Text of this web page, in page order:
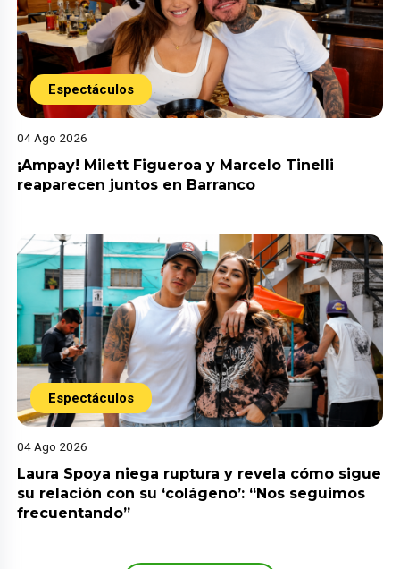
Espectáculos
04 Ago 2026
¡Ampay! Milett Figueroa y Marcelo Tinelli
reaparecen juntos en Barranco
Espectáculos
04 Ago 2026
Laura Spoya niega ruptura y revela cómo sigue
su relación con su ‘colágeno’: “Nos seguimos
frecuentando”